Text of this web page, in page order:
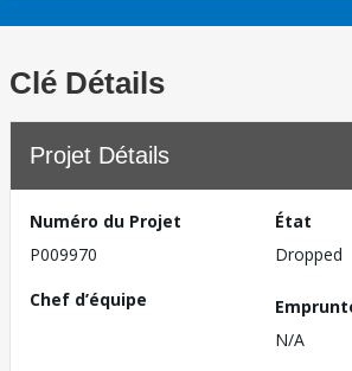
Clé Détails
Projet Détails
Numéro du Projet
P009970
État
Dropped
Chef d’équipe
N/A